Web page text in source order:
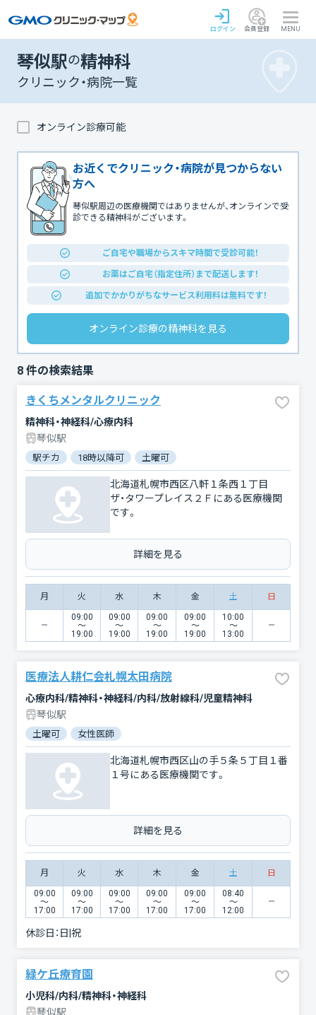
ログイン 会員登録 MENU
琴似駅の精神科
クリニック・病院一覧
オンライン診療可能
お近くでクリニック・病院が見つからない
方へ
琴似駅周辺の医療機関ではありませんが、オンラインで受
診できる精神科がございます。
ご自宅や職場からスキマ時間で受診可能！
お薬はご自宅（指定住所）まで配送します！
追加でかかりがちなサービス利用料は無料です！
オンライン診療の精神科を見る
8 件の検索結果
きくちメンタルクリニック
精神科・神経科/心療内科
琴似駅
駅チカ 18時以降可 土曜可
北海道札幌市西区八軒１条西１丁目
ザ・タワープレイス２Ｆにある医療機関
です。
詳細を見る
月 火 水 木 金 土 日
09:00
〜
19:00
09:00
〜
19:00
09:00
〜
19:00
09:00
〜
19:00
10:00
〜
13:00
医療法人耕仁会札幌太田病院
心療内科/精神科・神経科/内科/放射線科/児童精神科
琴似駅
土曜可 女性医師
北海道札幌市西区山の手５条５丁目１番
１号にある医療機関です。
詳細を見る
月 火 水 木 金 土 日
09:00
〜
17:00
09:00
〜
17:00
09:00
〜
17:00
09:00
〜
17:00
09:00
〜
17:00
08:40
〜
12:00
休診日： 日|祝
緑ケ丘療育園
小児科/内科/精神科・神経科
琴似駅